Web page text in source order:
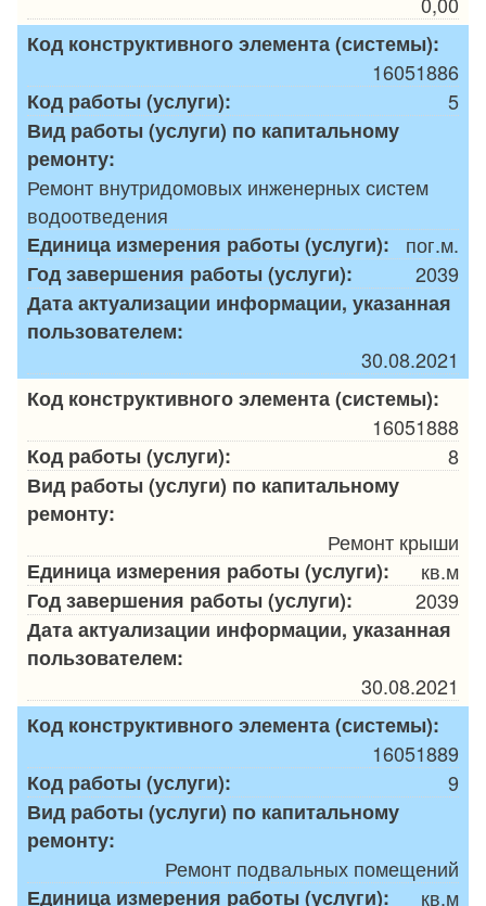
Код конструктивного элемента (системы):
16051886
Код работы (услуги):
5
Вид работы (услуги) по капитальному
ремонту:
Ремонт внутридомовых инженерных систем
водоотведения
Единица измерения работы (услуги):
пог.м.
Год завершения работы (услуги):
2039
Дата актуализации информации, указанная
пользователем:
30.08.2021
Код конструктивного элемента (системы):
16051888
Код работы (услуги):
8
Вид работы (услуги) по капитальному
ремонту:
Ремонт крыши
Единица измерения работы (услуги):
кв.м
Год завершения работы (услуги):
2039
Дата актуализации информации, указанная
пользователем:
30.08.2021
Код конструктивного элемента (системы):
16051889
Код работы (услуги):
9
Вид работы (услуги) по капитальному
ремонту:
Ремонт подвальных помещений
Единица измерения работы (услуги):
кв.м